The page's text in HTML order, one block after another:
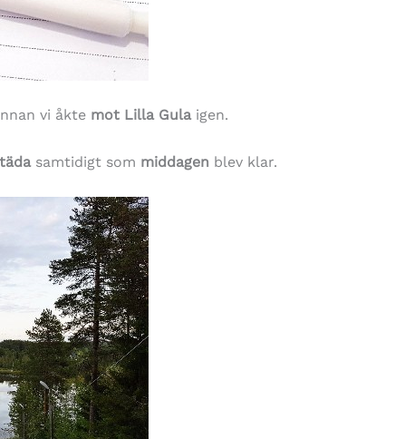
vi åkte mot Lilla Gulaigen.
samtidigt som middagen blev klar.